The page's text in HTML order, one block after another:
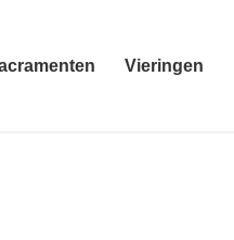
Vieringen